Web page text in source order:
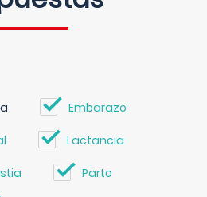
Embarazo
Lactancia
Parto